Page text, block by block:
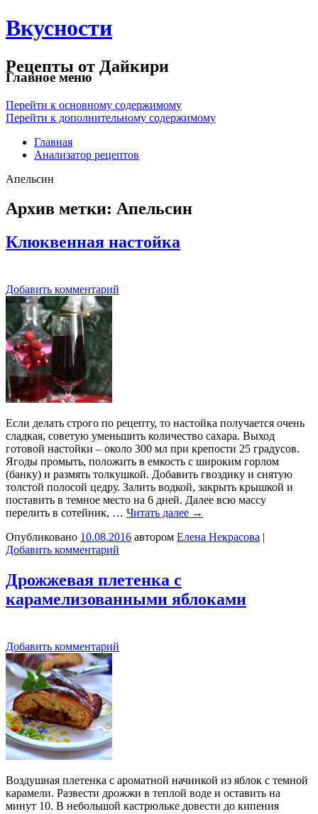
Вкусности
Рецепты от Дайкири
Главное меню
Перейти к основному содержимому
Перейти к дополнительному содержимому
Главная
Анализатор рецептов
Апельсин
Архив метки: Апельсин
Клюквенная настойка
Добавить комментарий
Если делать строго по рецепту, то настойка получается очень
сладкая, советую уменьшить количество сахара. Выход
готовой настойки – около 300 мл при крепости 25 градусов.
Ягоды промыть, положить в емкость с широким горлом
(банку) и размять толкушкой. Добавить гвоздику и снятую
толстой полосой цедру. Залить водкой, закрыть крышкой и
поставить в темное место на 6 дней. Далее всю массу
перелить в сотейник, … Читать далее →
Опубликовано 10.08.2016 автором Елена Некрасова |
Добавить комментарий
Дрожжевая плетенка с
карамелизованными яблоками
Добавить комментарий
Воздушная плетенка с ароматной начинкой из яблок с темной
карамели. Развести дрожжи в теплой воде и оставить на
минут 10. В небольшой кастрюльке довести до кипения